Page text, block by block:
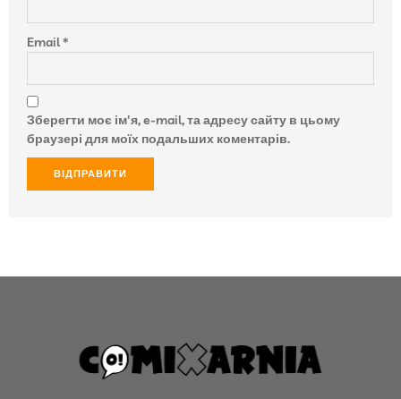
Email*
Зберегти моє ім'я, e-mail, та адресу сайту в цьому
браузері для моїх подальших коментарів.